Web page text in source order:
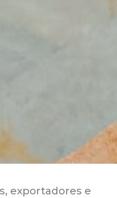
exportadores e